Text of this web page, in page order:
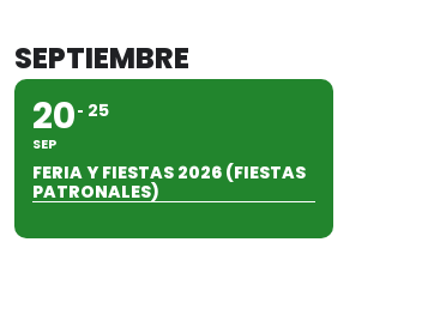
SEPTIEMBRE
20
SEP
25
FERIA Y FIESTAS 2026 (FIESTAS
PATRONALES)